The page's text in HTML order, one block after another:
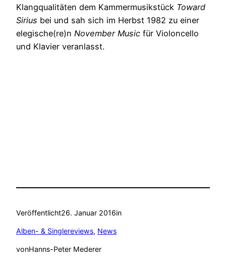
Klangqualitäten dem Kammermusikstück Toward
Sirius bei und sah sich im Herbst 1982 zu einer
elegische(re)n November Music für Violoncello
und Klavier veranlasst.
Veröffentlicht26. Januar 2016in
Alben- & Singlereviews, News
vonHanns-Peter Mederer